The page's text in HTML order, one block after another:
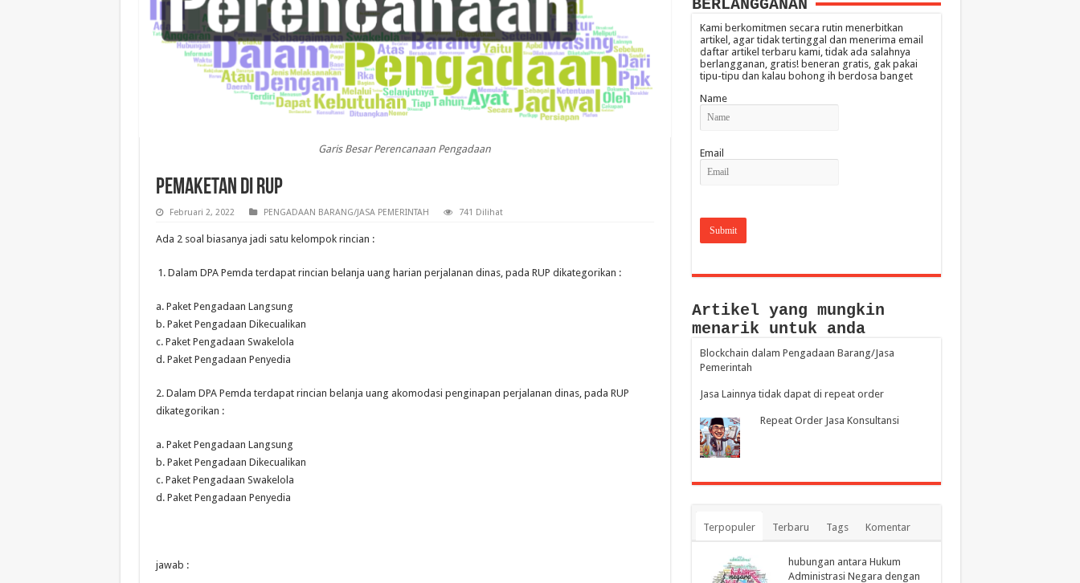
Garis Besar Perencanaan Pengadaan
Pemaketan di RUP
Februari 2, 2022 PENGADAAN BARANG/JASA PEMERINTAH 741 Dilihat
Ada 2 soal biasanya jadi satu kelompok rincian :
Dalam DPA Pemda terdapat rincian belanja uang harian perjalanan dinas, pada RUP dikategorikan :
a. Paket Pengadaan Langsung
b. Paket Pengadaan Dikecualikan
c. Paket Pengadaan Swakelola
d. Paket Pengadaan Penyedia
2. Dalam DPA Pemda terdapat rincian belanja uang akomodasi penginapan perjalanan dinas, pada RUP
dikategorikan :
a. Paket Pengadaan Langsung
b. Paket Pengadaan Dikecualikan
c. Paket Pengadaan Swakelola
d. Paket Pengadaan Penyedia
jawab :
BERLANGGANAN
Kami berkomitmen secara rutin menerbitkan
artikel, agar tidak tertinggal dan menerima email
daftar artikel terbaru kami, tidak ada salahnya
berlangganan, gratis! beneran gratis, gak pakai
tipu-tipu dan kalau bohong ih berdosa banget
Name
Email
Artikel yang mungkin
menarik untuk anda
Blockchain dalam Pengadaan Barang/Jasa
Pemerintah
Jasa Lainnya tidak dapat di repeat order
Repeat Order Jasa Konsultansi
Terpopuler Terbaru Tags Komentar
hubungan antara Hukum
Administrasi Negara dengan